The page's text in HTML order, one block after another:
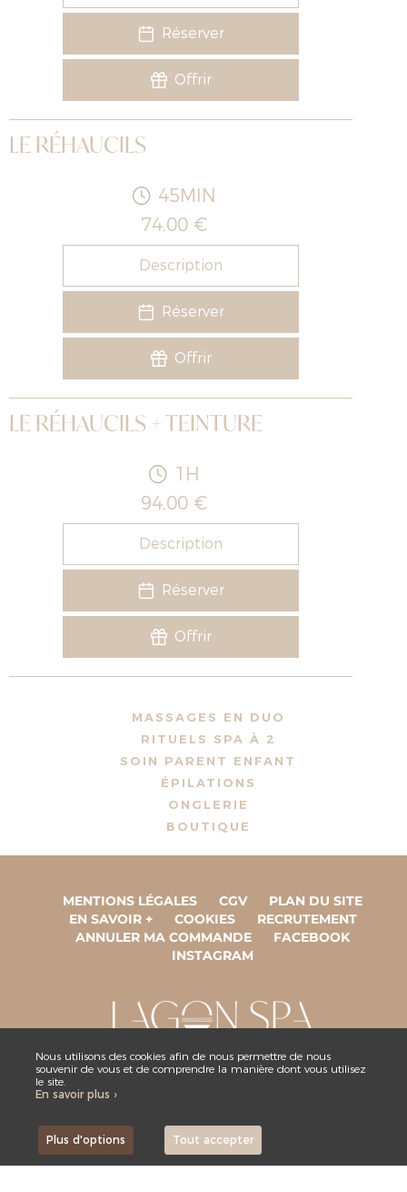
Nous utilisons des cookies afin de nous permettre de nous
souvenir de vous et de comprendre la manière dont vous utilisez
le site.
En savoir plus ›
Plus d'options Tout accepter
Réserver
Offrir
LE RÉHAUCILS
45MIN
74,00 €
Description
Réserver
Offrir
LE RÉHAUCILS + TEINTURE
1H
94,00 €
Description
Réserver
Offrir
MASSAGES EN DUO
RITUELS SPA À 2
SOIN PARENT ENFANT
ÉPILATIONS
ONGLERIE
BOUTIQUE
MENTIONS LÉGALES CGV
PLAN DU SITE
EN SAVOIR +
COOKIES
RECRUTEMENT
ANNULER MA COMMANDE
FACEBOOK
INSTAGRAM
ESPACE COLLABORATEUR
webdesign > creation web > developpement > SEO
vous en ligne, gestion stock, gestion spa urbain, spa hôtelier, crm, erp